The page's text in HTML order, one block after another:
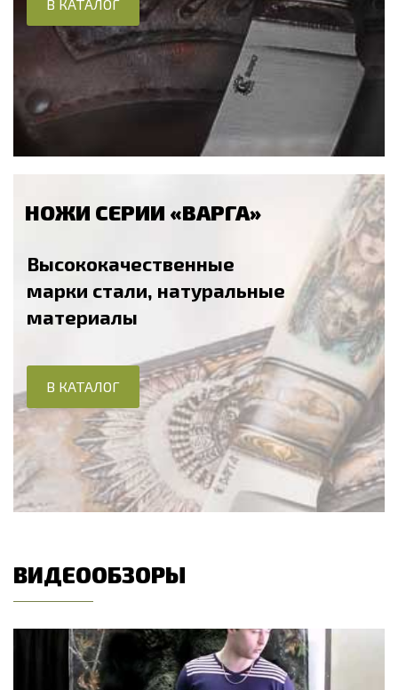
В КАТАЛОГ
НОЖИ СЕРИИ «ВАРГА»
Высококачественные
марки стали, натуральные
материалы
В КАТАЛОГ
ВИДЕООБЗОРЫ